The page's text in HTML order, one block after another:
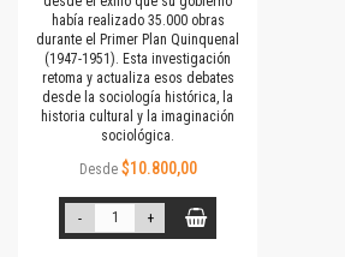
había realizado 35.000 obras
durante el Primer Plan Quinquenal
(1947-1951). Esta investigación
retoma y actualiza esos debates
desde la sociología histórica, la
historia cultural y la imaginación
sociológica.
Desde $10.800,00
- +